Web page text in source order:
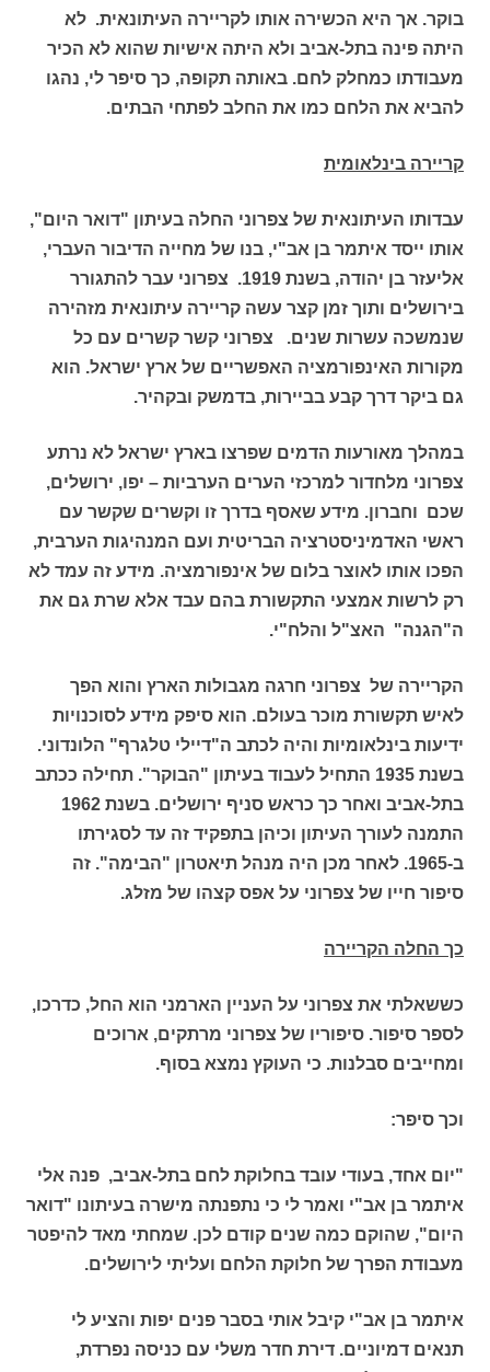
בוקר. אך היא הכשירה אותו לקריירה העיתונאית. לא
היתה פינה בתל-אביב ולא היתה אישיות שהוא לא הכיר
מעבודתו כמחלק לחם. באותה תקופה, כך סיפר לי, נהגו
להביא את הלחם כמו את החלב לפתחי הבתים.
קריירה בינלאומית
עבדותו העיתונאית של צפרוני החלה בעיתון "דואר היום",
אותו ייסד איתמר בן אב"י, בנו של מחייה הדיבור העברי,
אליעזר בן יהודה, בשנת 1919. צפרוני עבר להתגורר
בירושלים ותוך זמן קצר עשה קריירה עיתונאית מזהירה
שנמשכה עשרות שנים. צפרוני קשר קשרים עם כל
מקורות האינפורמציה האפשריים של ארץ ישראל. הוא
גם ביקר דרך קבע בביירות, בדמשק ובקהיר.
במהלך מאורעות הדמים שפרצו בארץ ישראל לא נרתע
צפרוני מלחדור למרכזי הערים הערביות – יפו, ירושלים,
שכם וחברון. מידע שאסף בדרך זו וקשרים שקשר עם
ראשי האדמיניסטרציה הבריטית ועם המנהיגות הערבית,
הפכו אותו לאוצר בלום של אינפורמציה. מידע זה עמד לא
רק לרשות אמצעי התקשורת בהם עבד אלא שרת גם את
ה"הגנה" האצ"ל והלח"י.
הקריירה של צפרוני חרגה מגבולות הארץ והוא הפך
לאיש תקשורת מוכר בעולם. הוא סיפק מידע לסוכנויות
ידיעות בינלאומיות והיה לכתב ה"דיילי טלגרף" הלונדוני.
בשנת 1935 התחיל לעבוד בעיתון "הבוקר". תחילה ככתב
בתל-אביב ואחר כך כראש סניף ירושלים. בשנת 1962
התמנה לעורך העיתון וכיהן בתפקיד זה עד לסגירתו
ב-1965. לאחר מכן היה מנהל תיאטרון "הבימה". זה
סיפור חייו של צפרוני על אפס קצהו של מזלג.
כך החלה הקריירה
כששאלתי את צפרוני על העניין הארמני הוא החל, כדרכו,
לספר סיפור. סיפוריו של צפרוני מרתקים, ארוכים
ומחייבים סבלנות. כי העוקץ נמצא בסוף.
וכך סיפר:
"יום אחד, בעודי עובד בחלוקת לחם בתל-אביב, פנה אלי
איתמר בן אב"י ואמר לי כי נתפנתה מישרה בעיתונו "דואר
היום", שהוקם כמה שנים קודם לכן. שמחתי מאד להיפטר
מעבודת הפרך של חלוקת הלחם ועליתי לירושלים.
איתמר בן אב"י קיבל אותי בסבר פנים יפות והציע לי
תנאים דמיוניים. דירת חדר משלי עם כניסה נפרדת,